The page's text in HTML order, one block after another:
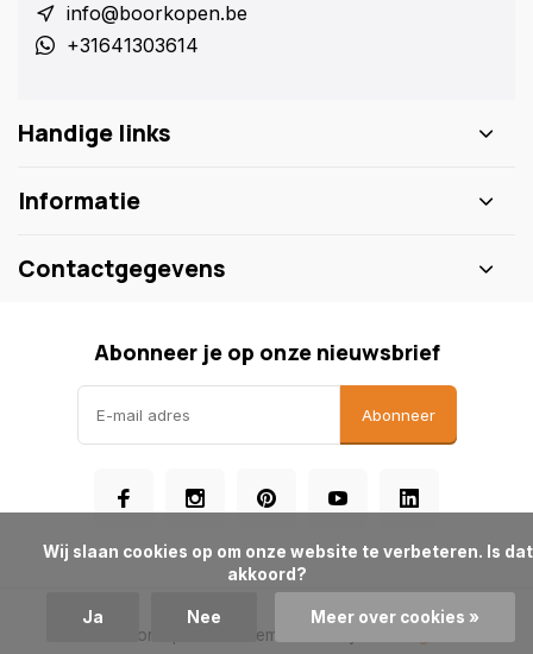
info@boorkopen.be
+31641303614
Handige links
Informatie
Contactgegevens
Abonneer je op onze nieuwsbrief
Abonneer
© Boorkopen.be - Theme made by
akkoord?
Ja Nee Meer over cookies »